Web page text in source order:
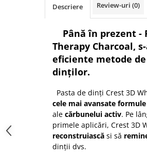
Descriere Review-uri (0)
Până în prezent -
Therapy Charcoal,
eficiente metode
dinților.
Pasta de dinți Crest 3D
cele mai avansate
ale cărbunelui activ. Pe
primele aplicări, Crest 3D
reconstruiască si să
dinții dvs.